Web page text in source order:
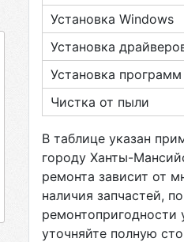
Установка Windows
Установка
Установка программ
Чистка от пыли
В таблице указан
городу Ханты-
ремонта зависит от
наличия запчастей,
ремонтопригодности
уточняйте полную